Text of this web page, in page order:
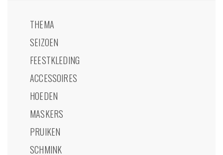
THEMA
SEIZOEN
FEESTKLEDING
ACCESSOIRES
HOEDEN
MASKERS
PRUIKEN
SCHMINK